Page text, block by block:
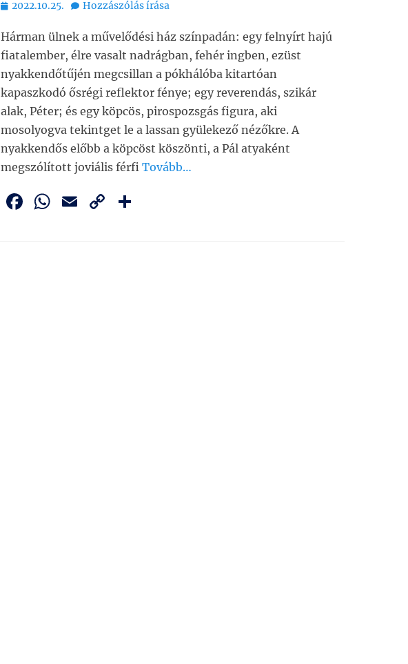
Bejegyezve
2022.10.25. Hozzászólás írása
Hárman ülnek a művelődési ház színpadán: egy felnyírt hajú
fiatalember, élre vasalt nadrágban, fehér ingben, ezüst
nyakkendőtűjén megcsillan a pókhálóba kitartóan
kapaszkodó ősrégi reflektor fénye; egy reverendás, szikár
alak, Péter; és egy köpcös, pirospozsgás figura, aki
mosolyogva tekintget le a lassan gyülekező nézőkre. A
nyakkendős előbb a köpcöst köszönti, a Pál atyaként
megszólított joviális férfi Tovább…
F
W E
C